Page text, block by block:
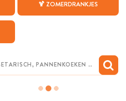
🍹 ZOMERDRANKJES